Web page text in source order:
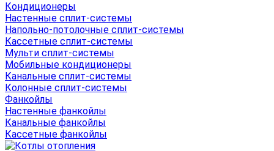
Кондиционеры
Настенные сплит-системы
Напольно-потолочные сплит-системы
Кассетные сплит-системы
Мульти сплит-системы
Мобильные кондиционеры
Канальные сплит-системы
Колонные сплит-системы
Фанкойлы
Настенные фанкойлы
Канальные фанкойлы
Кассетные фанкойлы